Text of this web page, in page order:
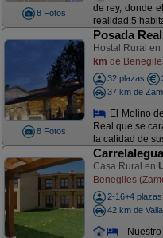
8 Fotos
de rey, donde
realidad.5
8 Fotos
Posada
Hostal Rural en
km de
32 plazas
37 km de
El Molino
Real que se
la calidad de
Carrelalegua
Casa Rural en
Benegiles
2-16+4 plazas
42 km de